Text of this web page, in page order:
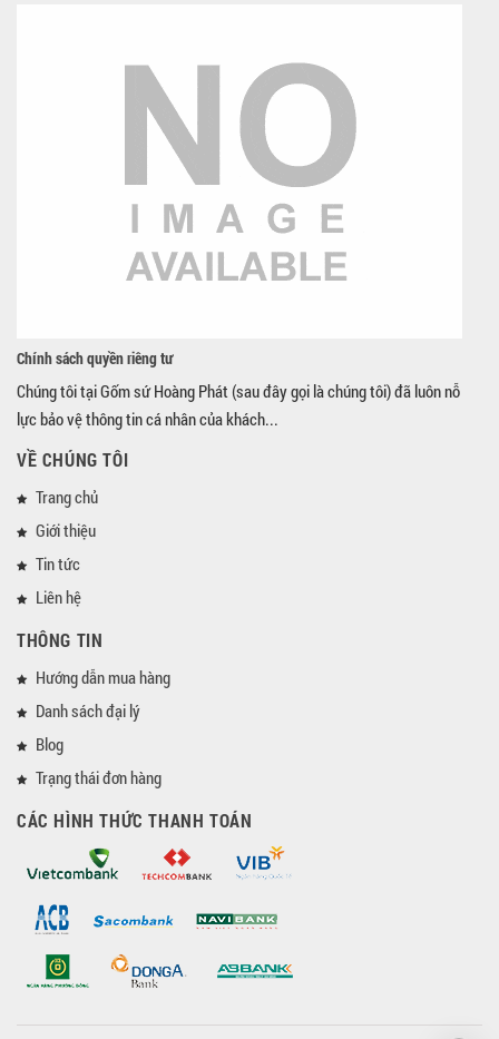
Chính sách quyền riêng tư
Chúng tôi tại Gốm sứ Hoàng Phát (sau đây gọi là chúng tôi) đã luôn nỗ
lực bảo vệ thông tin cá nhân của khách...
VỀ CHÚNG TÔI
Trang chủ
Giới thiệu
Tin tức
Liên hệ
THÔNG TIN
Hướng dẫn mua hàng
Danh sách đại lý
Blog
Trạng thái đơn hàng
CÁC HÌNH THỨC THANH TOÁN